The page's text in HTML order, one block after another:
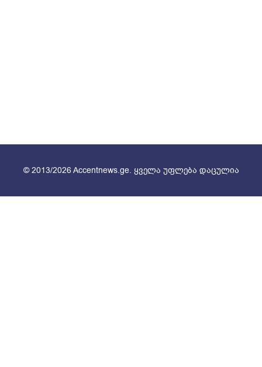
© 2013/2026 Accentnews.ge. ყველა უფლება დაცულია